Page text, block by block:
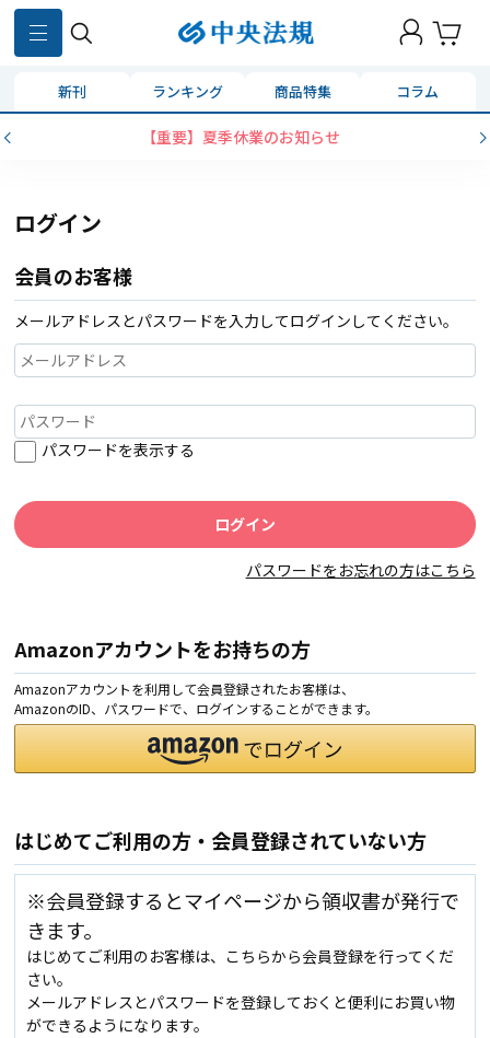
新刊 ランキング 商品特集 コラム
【重要】夏季休業のお知らせ
ログイン
会員のお客様
メールアドレスとパスワードを入力してログインしてください。
パスワードを表示する
パスワードをお忘れの方はこちら
Amazonアカウントをお持ちの方
Amazonアカウントを利用して会員登録されたお客様は、
AmazonのID、パスワードで、ログインすることができます。
はじめてご利用の方・会員登録されていない方
※会員登録するとマイページから領収書が発行で
きます。
はじめてご利用のお客様は、こちらから会員登録を行ってくだ
さい。
メールアドレスとパスワードを登録しておくと便利にお買い物
ができるようになります。